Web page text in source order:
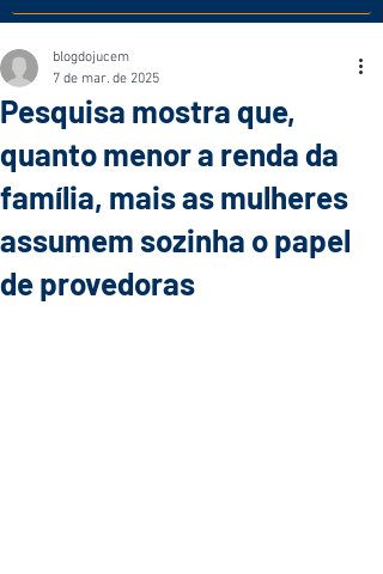
Pesquisa mostra que,
quanto menor a renda da
família, mais as mulheres
assumem sozinha o papel
de provedoras
blogdojucem
7 de mar. de 2025